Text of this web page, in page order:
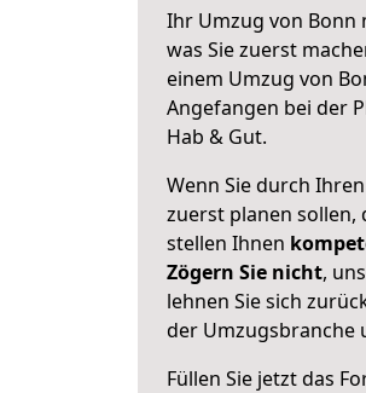
Ihr Umzug von Bonn
was Sie zuerst
einem Umzug von
Angefangen bei der
Hab & Gut.
Wenn Sie durch
zuerst planen sollen,
stellen Ihnen
Zögern Sie nicht,
lehnen Sie sich
der Umzugsbranche
Füllen Sie jetzt das